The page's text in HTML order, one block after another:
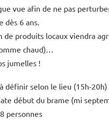
vue afin de ne pas
dès 6 ans.
de produits locaux viendra
chaud)…
jumelles !
définir selon le lieu (15h-20h)
début du brame (mi
personnes